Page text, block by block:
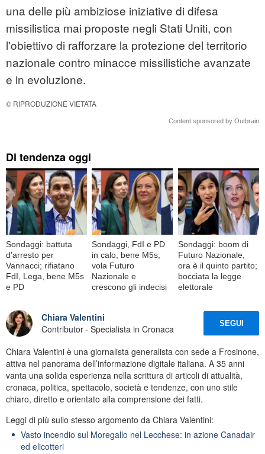
una delle più ambiziose iniziative di difesa
missilistica mai proposte negli Stati Uniti, con
l'obiettivo di rafforzare la protezione del territorio
nazionale contro minacce missilistiche avanzate
e in evoluzione.
© RIPRODUZIONE VIETATA
Content sponsored by Outbrain
Di tendenza oggi
Sondaggi: battuta
d'arresto per
Vannacci; rifiatano
FdI, Lega, bene M5s
e PD
Sondaggi, FdI e PD
in calo, bene M5s;
vola Futuro
Nazionale e
crescono gli indecisi
Sondaggi: boom di
Futuro Nazionale,
ora è il quinto partito;
bocciata la legge
elettorale
Chiara Valentini
Contributor · Specialista in Cronaca
SEGUI
Chiara Valentini è una giornalista generalista con sede a Frosinone,
attiva nel panorama dell’informazione digitale italiana. A 35 anni
vanta una solida esperienza nella scrittura di articoli di attualità,
cronaca, politica, spettacolo, società e tendenze, con uno stile
chiaro, diretto e orientato alla comprensione dei fatti.
Leggi di più sullo stesso argomento da Chiara Valentini:
Vasto incendio sul Moregallo nel Lecchese: in azione Canadair
ed elicotteri